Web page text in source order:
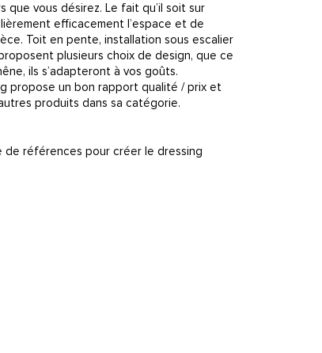
vous désirez. Le fait qu’il soit sur
efficacement l’espace et de
Toit en pente, installation sous escalier
plusieurs choix de design, que ce
ils s’adapteront à vos goûts.
propose un bon rapport qualité / prix et
produits dans sa catégorie.
références pour créer le dressing